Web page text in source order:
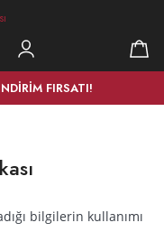
FIRSATI!
bilgilerin kullanımı